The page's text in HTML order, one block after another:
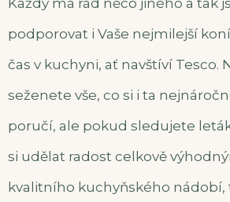
podporovat i Vaše nejmilejší
čas v kuchyni, ať navštíví Tesco.
seženete vše, co si i ta
poručí, ale pokud sledujete
si udělat radost celkově
kvalitního kuchyňského nádobí,